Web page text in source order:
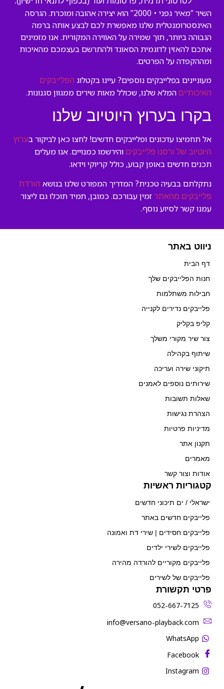
השיר “מאיר גפני • 2000” הוא יצירה אהובה ומוכרת. הגרסה
האינסטרומנטלית שלנו מאפשרת לכם לבצע אותה ברמה
הגבוהה ביותר, תוך שמירה על האווירה המקורית. אנו מזמינים
אתכם להאזין לדוגמית הסאונד ולהתרשם בעצמכם מהאיכות
ומההקפדה על הפרטים.
מעוניינים בפלייבקים נוספים? עיינו בקטלוג הפלייבקים
האיכותיים המלא שלנו, שכולל מאות שירים ממגוון סגנונות.
בקרו בערוץ היוטיוב שלנו
אל תחמיצו עדכונים ופלייבקים חדשים! לחצו כאן לביקור בערוץ
היוטיוב של ורסנו פלייבקים והירשמו כמנויים. אנו מעלים
תכנים חדשים באופן קבוע, כולל קריוקי וידאו.
נתקלתם בבעיה טכנית? המדריך המפורט שלנו בנושא הורדת
פלייבקים מהאתר זמין עבורכם. כמובן, תמיד תוכלו גם ליצור
עמנו קשר לסיוע נוסף.
ניווט באתר
דף הבית
חנות הפלייבקים שלך
חבילות משתלמות
פלייבקים נדירים לקנייה
קליפ בקליק
צור שיר מקורי משלך
שיתוף בקהילה
תיקוני שירה ועריכה
שירותים נוספים לאמנים
שאלות תשובות
הצהרת נגישות
מדיניות פרטיות
תקנון אתר
מאמרים
אודות וצור קשר
קטגוריות ראשיות
ישראלי / ים תיכוני חדשים
פלייבקים חדשים באתר
פלייבקים חסידים | שירי דת ואמונה
פלייבקים לשירי ילדים
פלייבקים מקוריים להורדה מהירה
פלייבקים של לשירים
פרטי תקשורת
052-667-7125
‫info@versano-playback.com‬
WhatsApp
Facebook
Instagram